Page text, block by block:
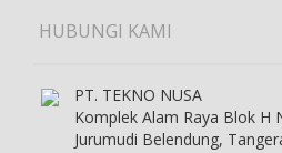
HUBUNGI KAMI
PT. TEKNO NUSA
Komplek Alam Raya Blok H
Jurumudi Belendung,